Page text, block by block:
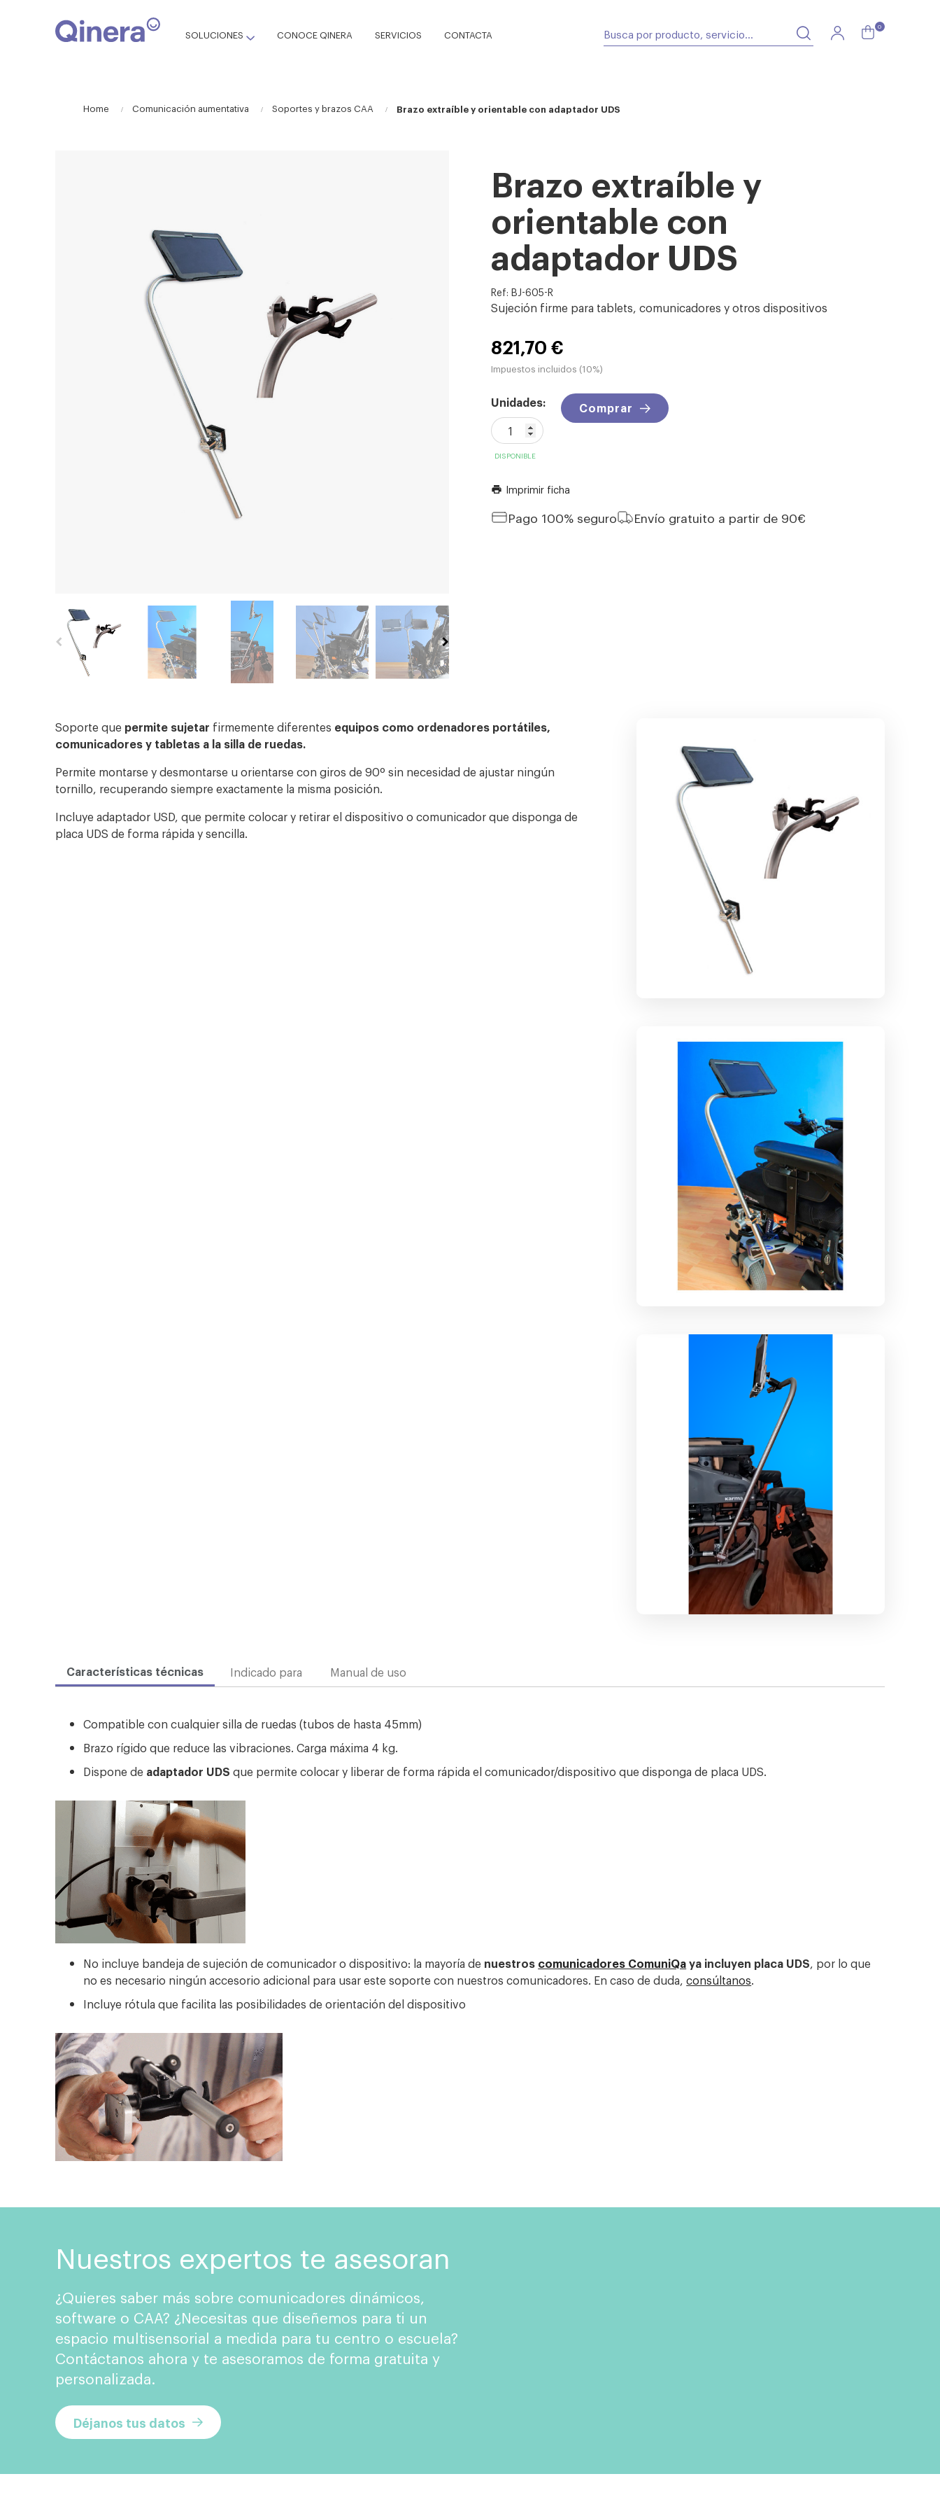
SOLUCIONES CONOCE QINERA SERVICIOS CONTACTA
0
Home Comunicación aumentativa Soportes y brazos CAA Brazo extraíble y orientable con adaptador UDS
Brazo extraíble y
orientable con
adaptador UDS
Ref: BJ-605-R
Sujeción firme para tablets, comunicadores y otros dispositivos
821,70 €
Impuestos incluidos (10%)
Unidades: Comprar
DISPONIBLE
print Imprimir ficha
Pago 100% seguro Envío gratuito a partir de 90€
Soporte que permite sujetar firmemente diferentes equipos como ordenadores portátiles,
comunicadores y tabletas a la silla de ruedas.
Permite montarse y desmontarse u orientarse con giros de 90º sin necesidad de ajustar ningún
tornillo, recuperando siempre exactamente la misma posición.
Incluye adaptador USD, que permite colocar y retirar el dispositivo o comunicador que disponga de
placa UDS de forma rápida y sencilla.
Características técnicas Indicado para Manual de uso
Compatible con cualquier silla de ruedas (tubos de hasta 45mm)
Brazo rígido que reduce las vibraciones. Carga máxima 4 kg.
Dispone de adaptador UDS que permite colocar y liberar de forma rápida el comunicador/dispositivo que disponga de placa UDS.
No incluye bandeja de sujeción de comunicador o dispositivo: la mayoría de nuestros comunicadores ComuniQaya incluyen placa UDS, por lo que
no es necesario ningún accesorio adicional para usar este soporte con nuestros comunicadores. En caso de duda,consúltanos.
Incluye rótula que facilita las posibilidades de orientación del dispositivo
Nuestros expertos te asesoran
¿Quieres saber más sobre comunicadores dinámicos,
software o CAA? ¿Necesitas que diseñemos para ti un
espacio multisensorial a medida para tu centro o escuela?
Contáctanos ahora y te asesoramos de forma gratuita y
personalizada.
Déjanos tus datos